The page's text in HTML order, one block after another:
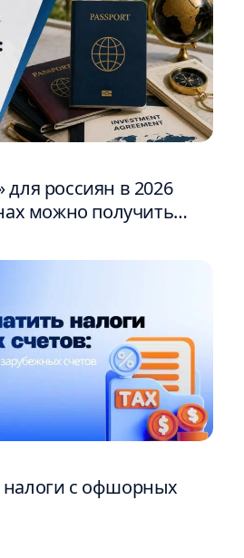
для россиян в 2026
можно получить
с офшорных